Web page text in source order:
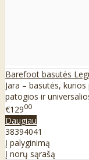
Barefoot basutės
Jara – basutės,
patogios ir
€12900
Daugiau
38394041
Į palyginimą
Į norų sąrašą